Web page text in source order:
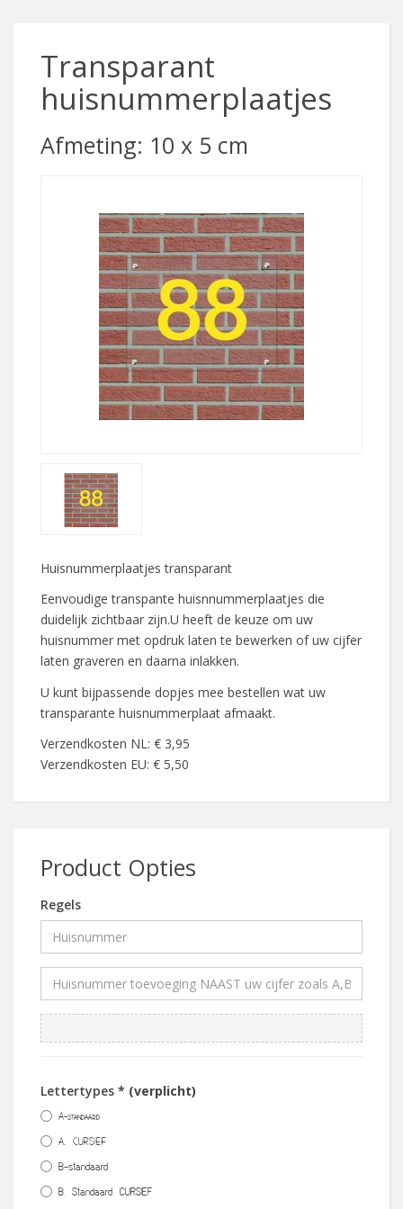
Transparant
huisnummerplaatjes
Afmeting: 10 x 5 cm
Huisnummerplaatjes transparant
Eenvoudige transpante huisnnummerplaatjes die
duidelijk zichtbaar zijn.U heeft de keuze om uw
huisnummer met opdruk laten te bewerken of uw cijfer
laten graveren en daarna inlakken.
U kunt bijpassende dopjes mee bestellen wat uw
transparante huisnummerplaat afmaakt.
Verzendkosten NL: € 3,95
Verzendkosten EU: € 5,50
Product Opties
Regels
Lettertypes * (verplicht)
A-standaard
A. CURSIEF
B-standaard
B. Standaard CURSIEF